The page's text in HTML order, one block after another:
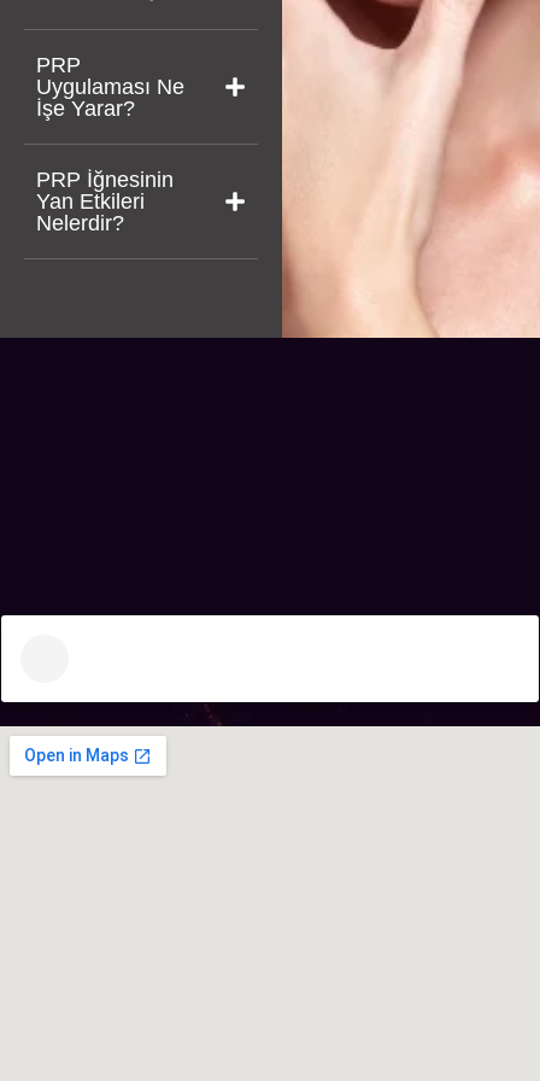
PRP
Uygulaması Ne
İşe Yarar?
PRP İğnesinin
Yan Etkileri
Nelerdir?